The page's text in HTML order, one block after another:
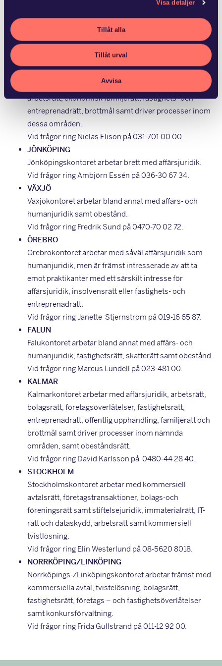
Visa detaljer
Tillåt alla
Tillåt urval
Avvisa
Ansökan praktik
GÖTEBORG
Göteborgskontoret arbetar med affärsjuridik,
arbetsrätt, ekonomisk familjerätt, fastighets- och
entreprenadrätt, brottmål samt driver processer inom
dessa områden.
Vid frågor ring Niclas Elison på 031-701 00 00.
JÖNKÖPING
Jönköpingskontoret arbetar brett med affärsjuridik.
Vid frågor ring Ambjörn Essén på 036-30 67 34.
VÄXJÖ
Växjökontoret arbetar bland annat med affärs- och
humanjuridik samt obestånd.
Vid frågor ring Fredrik Sund på 0470-70 02 72.
ÖREBRO
Örebrokontoret arbetar med såväl affärsjuridik som
humanjuridik, men är främst intresserade av att ta
emot praktikanter med ett särskilt intresse för
affärsjuridik, insolvensrätt eller fastighets- och
entreprenadrätt.
Vid frågor ring Janette Stjernström på 019-16 65 87.
FALUN
Falukontoret arbetar bland annat med affärs- och
humanjuridik, fastighetsrätt, skatterätt samt obestånd.
Vid frågor ring Marcus Lundell på 023-481 00.
KALMAR
Kalmarkontoret arbetar med affärsjuridik, arbetsrätt,
bolagsrätt, företagsöverlåtelser, fastighetsrätt,
entreprenadrätt, offentlig upphandling, familjerätt och
brottmål samt driver processer inom nämnda
områden, samt obeståndsrätt.
Vid frågor ring David Karlsson på 0480-44 28 40.
STOCKHOLM
Stockholmskontoret arbetar med kommersiell
avtalsrätt, företagstransaktioner, bolags-och
föreningsrätt samt stiftelsejuridik, immaterialrätt, IT-
rätt och dataskydd, arbetsrätt samt kommersiell
tvistlösning.
Vid frågor ring Elin Westerlund på 08-5620 8018.
NORRKÖPING/LINKÖPING
Norrköpings-/Linköpingskontoret arbetar främst med
kommersiella avtal, tvistelösning, bolagsrätt,
fastighetsrätt, företags – och fastighetsöverlåtelser
samt konkursförvaltning.
Vid frågor ring Frida Gullstrand på 011-12 92 00.